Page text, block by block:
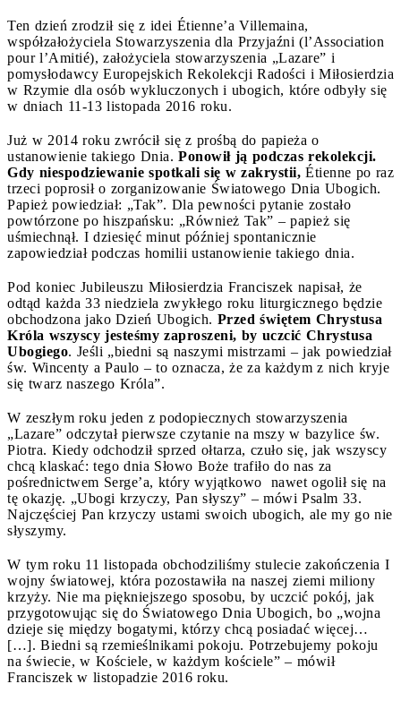
Ten dzień zrodził się z idei Étienne’a Villemaina,
współzałożyciela Stowarzyszenia dla Przyjaźni (l’Association
pour l’Amitié), założyciela stowarzyszenia „Lazare” i
pomysłodawcy Europejskich Rekolekcji Radości i Miłosierdzia
w Rzymie dla osób wykluczonych i ubogich, które odbyły się
w dniach 11-13 listopada 2016 roku.
Już w 2014 roku zwrócił się z prośbą do papieża o
ustanowienie takiego Dnia. Ponowił ją podczas rekolekcji.
Gdy niespodziewanie spotkali się w zakrystii, Étienne po raz
trzeci poprosił o zorganizowanie Światowego Dnia Ubogich.
Papież powiedział: „Tak”. Dla pewności pytanie zostało
powtórzone po hiszpańsku: „Również Tak” – papież się
uśmiechnął. I dziesięć minut później spontanicznie
zapowiedział podczas homilii ustanowienie takiego dnia.
Pod koniec Jubileuszu Miłosierdzia Franciszek napisał, że
odtąd każda 33 niedziela zwykłego roku liturgicznego będzie
obchodzona jako Dzień Ubogich. Przed świętem Chrystusa
Króla wszyscy jesteśmy zaproszeni, by uczcić Chrystusa
Ubogiego. Jeśli „biedni są naszymi mistrzami – jak powiedział
św. Wincenty a Paulo – to oznacza, że za każdym z nich kryje
się twarz naszego Króla”.
W zeszłym roku jeden z podopiecznych stowarzyszenia
„Lazare” odczytał pierwsze czytanie na mszy w bazylice św.
Piotra. Kiedy odchodził sprzed ołtarza, czuło się, jak wszyscy
chcą klaskać: tego dnia Słowo Boże trafiło do nas za
pośrednictwem Serge’a, który wyjątkowo nawet ogolił się na
tę okazję. „Ubogi krzyczy, Pan słyszy” – mówi Psalm 33.
Najczęściej Pan krzyczy ustami swoich ubogich, ale my go nie
słyszymy.
W tym roku 11 listopada obchodziliśmy stulecie zakończenia I
wojny światowej, która pozostawiła na naszej ziemi miliony
krzyży. Nie ma piękniejszego sposobu, by uczcić pokój, jak
przygotowując się do Światowego Dnia Ubogich, bo „wojna
dzieje się między bogatymi, którzy chcą posiadać więcej…
[…]. Biedni są rzemieślnikami pokoju. Potrzebujemy pokoju
na świecie, w Kościele, w każdym kościele” – mówił
Franciszek w listopadzie 2016 roku.